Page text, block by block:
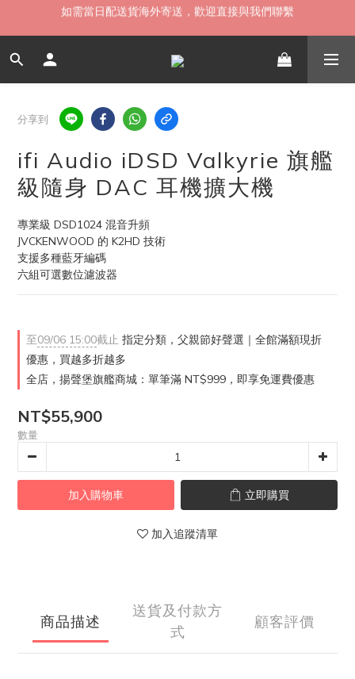
如需當日配送貨海外寄送，歡迎直接與我們聯繫
無卡分期 零利率 好輕鬆【立即填表】
限時 ▸ 優惠券領券中心【點擊領現折】
分享到
ifi Audio iDSD Valkyrie 旗艦
級隨身 DAC 耳機擴大機
專業級 DSD1024 混音升頻
JVCKENWOOD 的 K2HD 技術
支援多種藍牙編碼
六組可選數位濾波器
至09/06 15:00截止 指定分類，父親節好聲選｜全館滿額現折
優惠，買越多折越多
全店，揚聲堡旗艦商城：單筆滿 NT$999，即享免運費優惠
NT$55,900
數量
加入購物車 立即購買
加入追蹤清單
商品描述
送貨及付款方
式
顧客評價